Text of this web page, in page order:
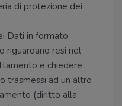
di protezione dei
Dati in formato
riguardano resi nel
e chiedere
trasmessi ad un altro
(diritto alla